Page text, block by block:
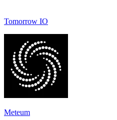
Tomorrow IO
Meteum